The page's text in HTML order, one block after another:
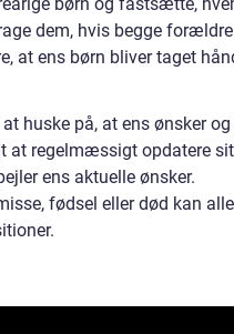
børn og fastsætte,
dem, hvis begge
at ens børn bliver taget
huske på, at ens ønsker
at regelmæssigt opdatere sit
ens aktuelle ønsker.
fødsel eller død kan